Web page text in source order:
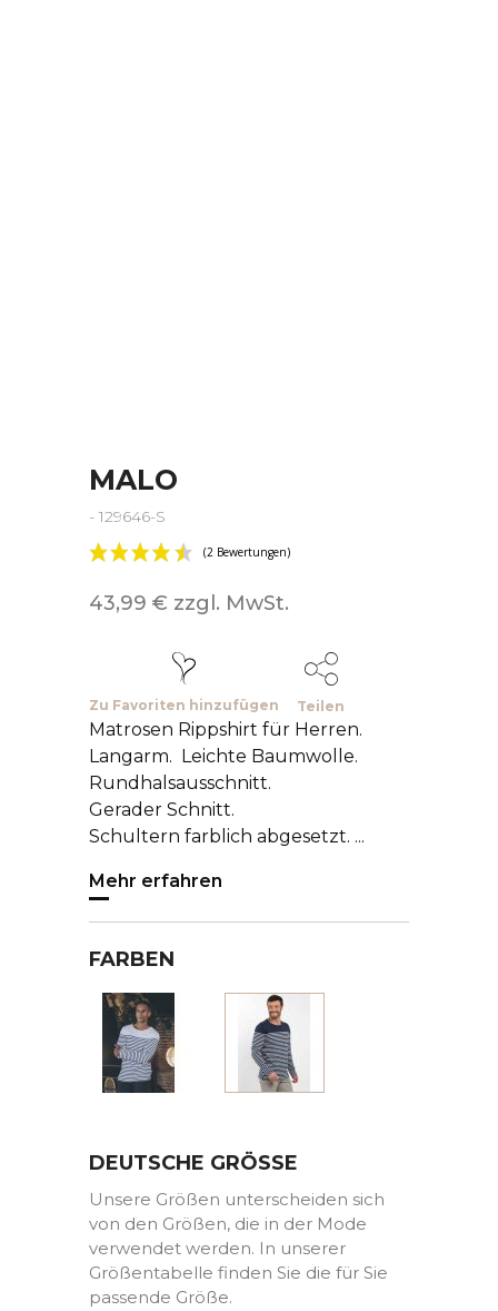
MALO
- 129646-S
43,99 € zzgl. MwSt.
Zu Favoriten hinzufügen Teilen
Matrosen Rippshirt für Herren.
Langarm. Leichte Baumwolle.
Rundhalsausschnitt.
Gerader Schnitt.
Schultern farblich abgesetzt. ...
Mehr erfahren
FARBEN
DEUTSCHE GRÖSSE
Unsere Größen unterscheiden sich
von den Größen, die in der Mode
verwendet werden. In unserer
Größentabelle finden Sie die für Sie
passende Größe.